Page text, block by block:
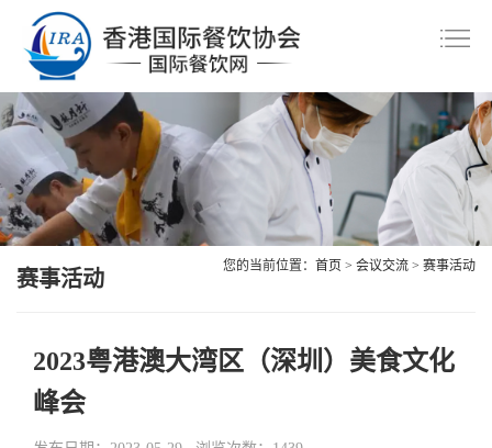
会
绍
资
中
员
美
食
会赛事活动
您的当前位置： 首页 > 会议交流 > 赛事活动
2023粤港澳大湾区（深圳）美食文化
峰会